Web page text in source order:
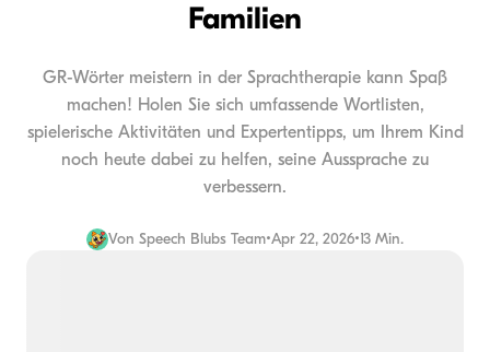
Familien
GR-Wörter meistern in der Sprachtherapie kann Spaß
machen! Holen Sie sich umfassende Wortlisten,
spielerische Aktivitäten und Expertentipps, um Ihrem Kind
noch heute dabei zu helfen, seine Aussprache zu
verbessern.
Von Speech Blubs Team•Apr 22, 2026•13 Min.